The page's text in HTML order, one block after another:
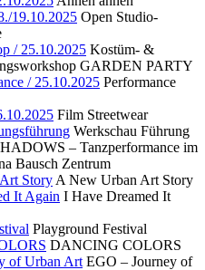
19.10.2025 Open Studio-
/ 25.10.2025 Kostüm- &
GARDEN PARTY
/ 25.10.2025 Performance
Film Streetwear
Werkschau Führung
– Tanzperformance im
Bausch Zentrum
Story A New Urban Art Story
It Again I Have Dreamed It
Playground Festival
DANCING COLORS
of Urban Art EGO – Journey of